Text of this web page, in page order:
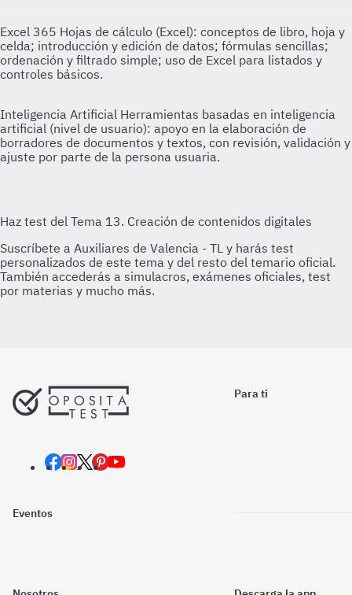
Excel 365 Hojas de cálculo (Excel): conceptos de libro, hoja y
celda; introducción y edición de datos; fórmulas sencillas;
ordenación y filtrado simple; uso de Excel para listados y
controles básicos.
Inteligencia Artificial Herramientas basadas en inteligencia
artificial (nivel de usuario): apoyo en la elaboración de
borradores de documentos y textos, con revisión, validación y
ajuste por parte de la persona usuaria.
Para ti
Eventos